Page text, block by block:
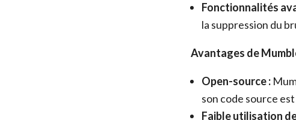
Fonctionnalités
la suppression du
Avantages de
Open-source :
son code source
Faible utilisation